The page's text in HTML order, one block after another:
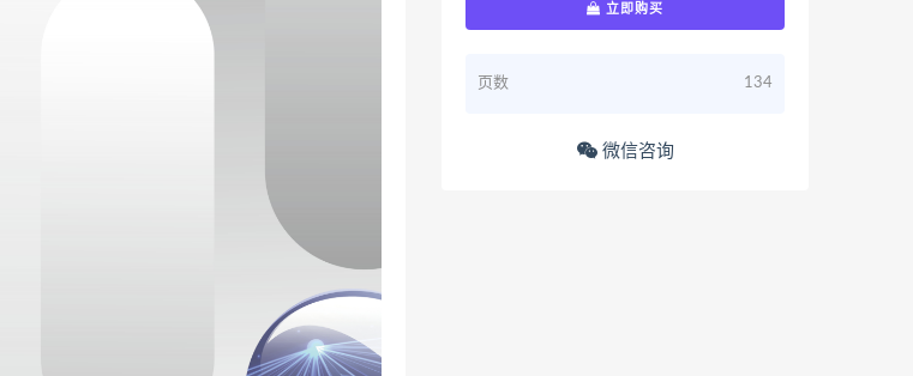
立即购买
页数 134
微信咨询